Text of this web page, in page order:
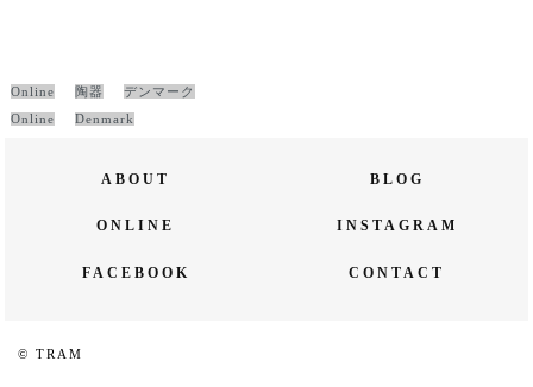
Online 陶器
デンマーク
Online
Denmark
ABOUT BLOG
ONLINE INSTAGRAM
FACEBOOK CONTACT
© TRAM